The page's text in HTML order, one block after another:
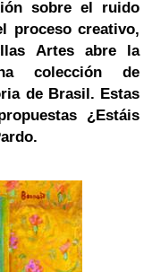
sobre el ruido
proceso creativo,
Artes abre la
colección de
de Brasil. Estas
¿Estáis